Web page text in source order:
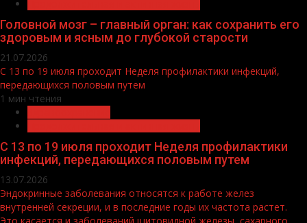
Головной мозг – главный орган: как сохранить его
здоровым и ясным до глубокой старости
21.07.2026
С 13 по 19 июля проходит Неделя профилактики инфекций,
передающихся половым путем
1 мин чтения
С 13 по 19 июля проходит Неделя профилактики
инфекций, передающихся половым путем
13.07.2026
Эндокринные заболевания относятся к работе желез
внутренней секреции, и в последние годы их частота растет.